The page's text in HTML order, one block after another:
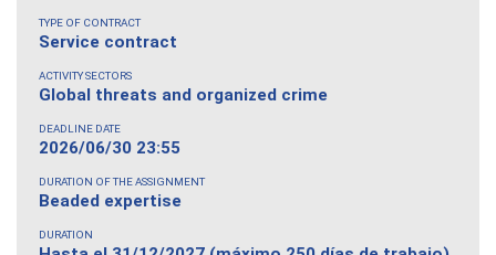
TYPE OF CONTRACT
Service contract
ACTIVITY SECTORS
Global threats and organized crime
DEADLINE DATE
2026/06/30 23:55
DURATION OF THE ASSIGNMENT
Beaded expertise
DURATION